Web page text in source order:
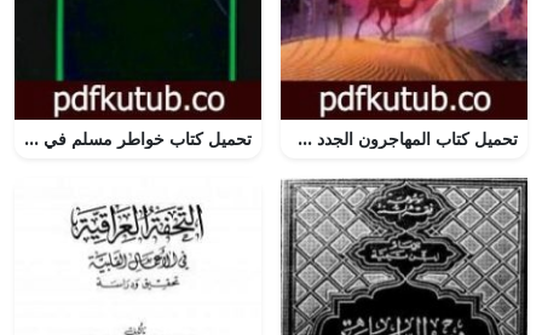
تحميل كتاب المهاجرون الجدد PDF تأليف خالد أبو شادي مجانا [كامل] تحميل كتاب خواطر مسلم في المسألة الجنسية PDF تأليف محمد جلال كشك مجانا [كامل]